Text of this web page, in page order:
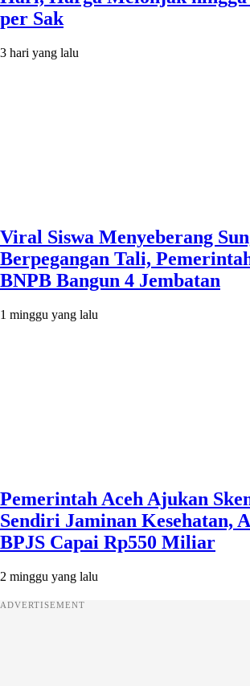
per Sak
3 hari yang lalu
Viral Siswa Menyeberang
Berpegangan Tali,
BNPB Bangun 4 Jembatan
1 minggu yang lalu
Pemerintah Aceh Ajukan
Sendiri Jaminan Kesehatan,
BPJS Capai Rp550 Miliar
2 minggu yang lalu
ADVERTISEMENT